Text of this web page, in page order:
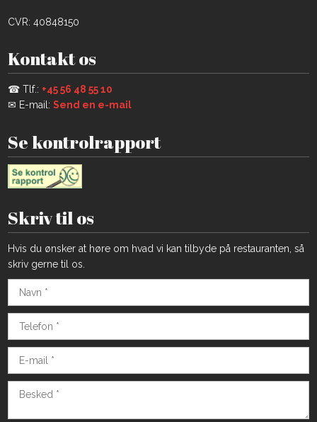
CVR: 40848150
Kontakt os
☎ Tlf.: +45 56 48 55 10​
✉ E-mail: Send en e-mail
Se kontrolrapport
Skriv til os
Hvis du ønsker at høre om hvad vi kan tilbyde på restauranten, så
skriv gerne til os.